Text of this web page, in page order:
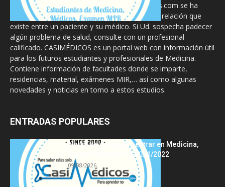
La información proporcionada en CasiMedicos.com se ha
diseñado para complementar, no substituir, la relación que
existe entre un paciente y su médico. Si Ud. sospecha padecer
algún problema de salud, consulte con un profesional
calificado. CASIMÉDICOS es un portal web con información útil
para los futuros estudiantes y profesionales de Medicina.
Contiene información de facultades donde se imparte,
residencias, material, exámenes MIR,… así como algunas
novedades y noticias en torno a estos estudios.
ENTRADAS POPULARES
Notas de corte para entrar en Medicina,
curso 2022/2023 vs 2021/2022
09/08/2026